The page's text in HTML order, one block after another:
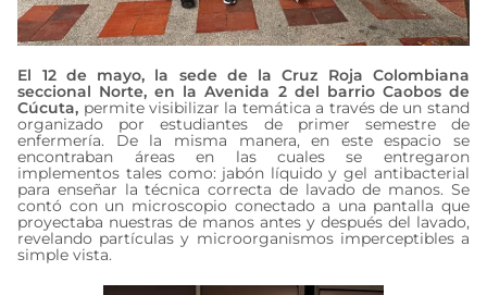
El 12 de mayo, la sede de la Cruz Roja Colombiana
seccional Norte, en la Avenida 2 del barrio Caobos de
Cúcuta, permite visibilizar la temática a través de un stand
organizado por estudiantes de primer semestre de
enfermería. De la misma manera, en este espacio se
encontraban áreas en las cuales se entregaron
implementos tales como: jabón líquido y gel antibacterial
para enseñar la técnica correcta de lavado de manos. Se
contó con un microscopio conectado a una pantalla que
proyectaba nuestras de manos antes y después del lavado,
revelando partículas y microorganismos imperceptibles a
simple vista.